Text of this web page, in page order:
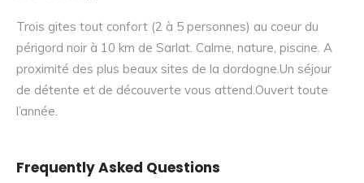
Trois gites tout confort (2 à 5 personnes) au coeur du
périgord noir à 10 km de Sarlat. Calme, nature, piscine. A
proximité des plus beaux sites de la dordogne.Un séjour
de détente et de découverte vous attend.Ouvert toute
l’année.
Frequently Asked Questions